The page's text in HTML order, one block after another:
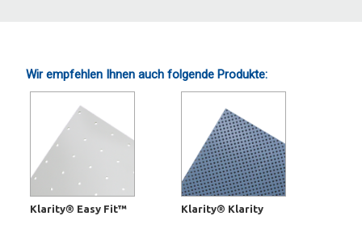
Wir empfehlen Ihnen auch folgende Produkte:
Klarity® Easy Fit™ Klarity® Klarity